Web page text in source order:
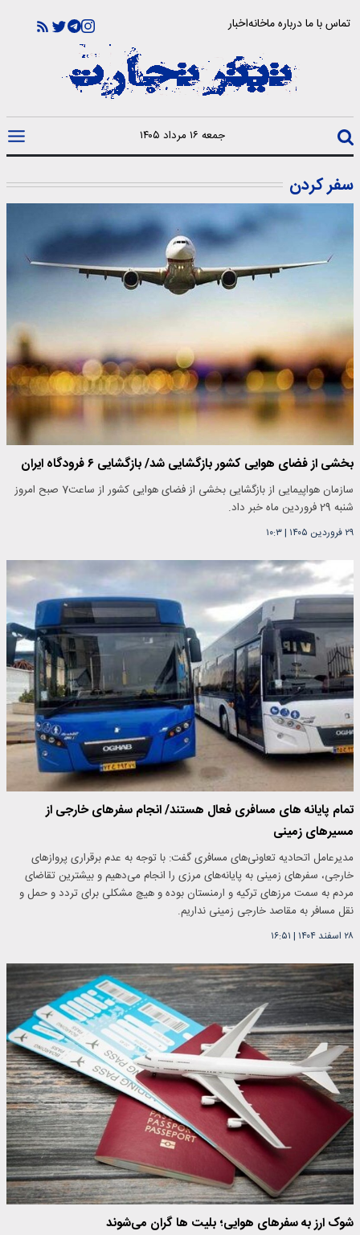
تماس با مادرباره ماخانهاخبار
جمعه ۱۶ مرداد ۱۴۰۵
سفر کردن
بخشی از فضای هوایی کشور بازگشایی شد/ بازگشایی ۶ فرودگاه ایران
سازمان هواپیمایی از بازگشایی بخشی از فضای هوایی کشور از ساعت7 صبح امروز
شنبه 29 فروردین ماه خبر داد.
۲۹ فروردین ۱۴۰۵ |۱۰:۳
تمام پایانه های مسافری فعال هستند/ انجام سفرهای خارجی از
مسیرهای زمینی
مدیرعامل اتحادیه تعاونی‌های مسافری گفت: با توجه به عدم برقراری پروازهای
خارجی، سفرهای زمینی به پایانه‌های مرزی را انجام می‌دهیم و بیشترین تقاضای
مردم به سمت مرزهای ترکیه و ارمنستان بوده و هیچ مشکلی برای تردد و حمل و
نقل مسافر به مقاصد خارجی زمینی نداریم.
۲۸ اسفند ۱۴۰۴ | ۱۶:۵۱
شوک ارز به سفرهای هوایی؛ بلیت ها گران می‌شوند